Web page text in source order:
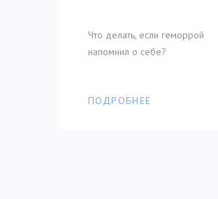
Что делать, если геморрой
напомнил о себе?
ПОДРОБНЕЕ